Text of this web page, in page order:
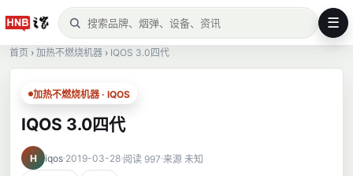
☰
首页 › 加热不燃烧机器 › IQOS 3.0四代
加热不燃烧机器 · IQOS
IQOS 3.0四代
H iqos 2019-03-28 阅读 997 来源 未知